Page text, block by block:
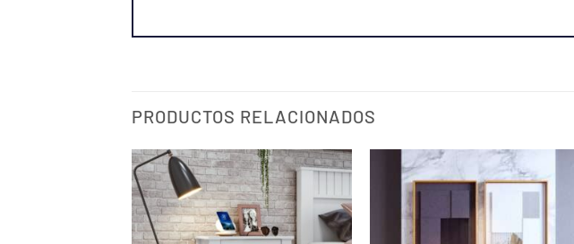
PRODUCTOS RELACIONADOS